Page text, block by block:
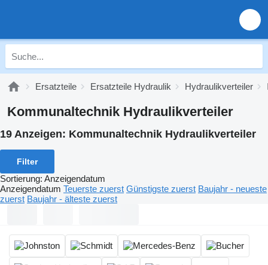
Ersatzteile Ersatzteile Hydraulik Hydraulikverteiler
Kommunaltechnik Hydraulikverteiler
19 Anzeigen: Kommunaltechnik Hydraulikverteiler
Filter
Sortierung: Anzeigendatum
Anzeigendatum Teuerste zuerst Günstigste zuerst Baujahr - neueste
zuerst Baujahr - älteste zuerst